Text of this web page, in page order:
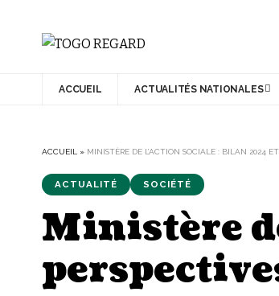
ACCUEIL ACTUALITÉS NATIONALES
ACCUEIL » MINISTÈRE DE L’ACTION SOCIALE : BILAN 2024
ACTUALITÉ SOCIÉTÉ
Ministère